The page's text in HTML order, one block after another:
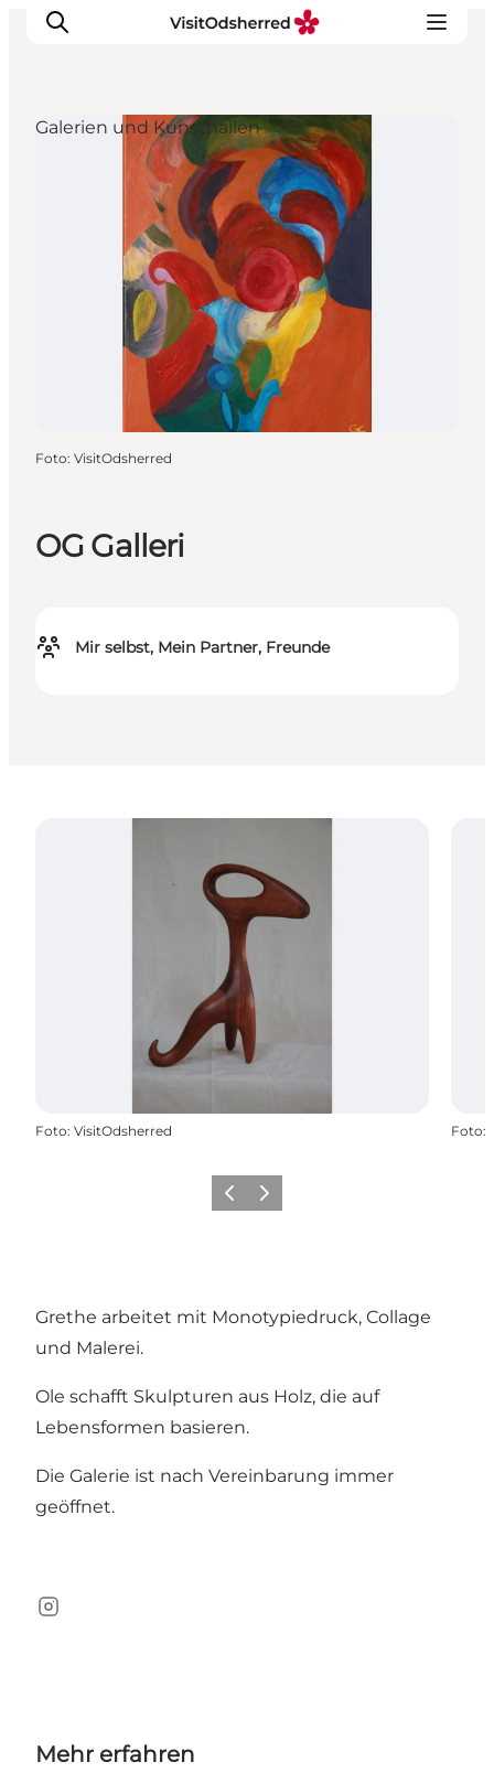
Erlebnisse
Unterkünfte
Nützliches
OG Galleri
Mir selbst, Mein Partner, Freunde
Galerien und Kunsthallen
Foto: VisitOdsherred
Foto: VisitOdsherred Foto:
Vorherige Folie
Nächste Folie
Grethe arbeitet mit Monotypiedruck, Collage
und Malerei.
Ole schafft Skulpturen aus Holz, die auf
Lebensformen basieren.
Die Galerie ist nach Vereinbarung immer
geöffnet.
Instagram
Mehr erfahren